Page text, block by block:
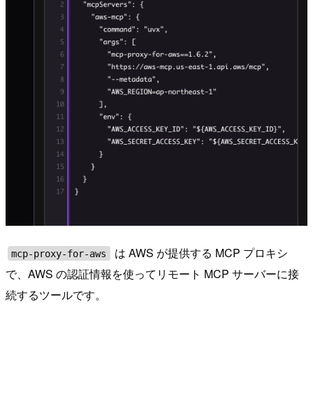
mcp-proxy-for-aws
は AWS が提供する MCP プロキシ
で、AWS の認証情報を使ってリモート MCP サーバーに接
続するツールです。